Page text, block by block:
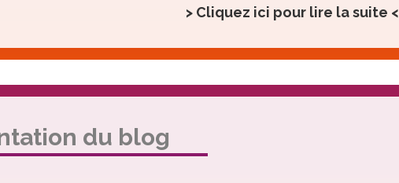
> Cliquez ici pour lire la suite <
du blog